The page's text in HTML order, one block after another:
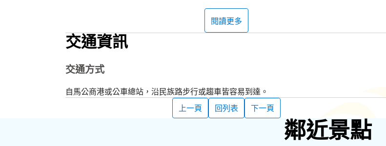
筆劃少、易辨識，日本人在日軍未佔領台、澎之前，軍事地圖上就已經標示著馬公。日軍領台
後旋即於1901年在澎湖設置了馬公要港部，但行政區域仍維持清朝的「媽宮澳」名稱。之後才
於西元1920年把「媽宮澳」改為「馬公街」，正式成為馬公地名的由來。
天后宮不僅是馬公的地標，更為澎湖的精神象徵，不僅歷史悠久，其建築特色也令人玩味。天
后宮共分為前（山川殿）、正、後三殿，左右各有一護龍。山川殿的廟名額上巧雕三龍盤護，
栩栩如生的神態，儘管年久褪色，仍能感受當時精工巧琢。前後進的樑柱上，尚有獅座、各式
斗拱，用來支撐樑柱與屋頂，宮內還可見到人物鑿花如「趙子龍單騎救主」等故事。正殿屏門
上雕刻的題材以四季吉祥圖騰為主，象徵四季平安、福壽綿長，手法相當精緻，可說是木匠工
閱讀更多
交通資訊
交通方式
自馬公商港或公車總站，沿民族路步行或趨車皆容易到達。
上一頁
回列表 下一頁
鄰近景點